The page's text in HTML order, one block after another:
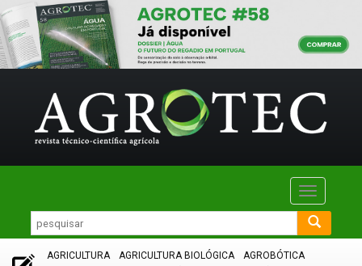
Toggle
AGRICULTURA AGRICULTURA BIOLÓGICA
AGROBÓTICA